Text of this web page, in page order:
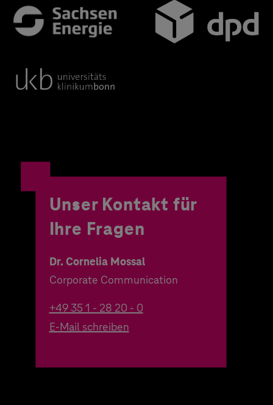
Unser Kontakt für
Ihre Fragen
Dr. Cornelia Mossal
Corporate Communication
+49 35 1 - 28 20 - 0
E-Mail schreiben